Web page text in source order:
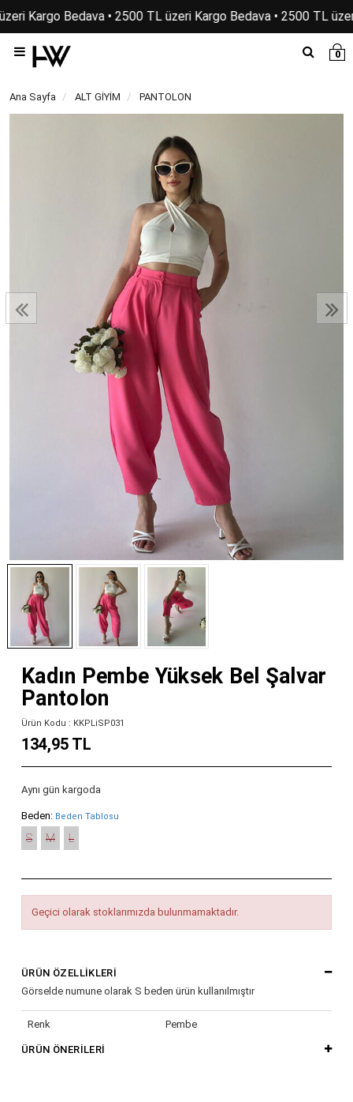
Kargo Bedava • 2500 TL üzeri Kargo Bedava • 2500 TL
0
Ana Sayfa ALT GİYİM PANTOLON
Kadın Pembe Yüksek Bel Şalvar
Pantolon
Ürün Kodu : KKPLiSP031
134,95 TL
Aynı gün kargoda
Beden: Beden Tablosu
S M L
Geçici olarak stoklarımızda bulunmamaktadır.
ÜRÜN ÖZELLIKLERI
Görselde numune olarak S beden ürün kullanılmıştır
Renk Pembe
ÜRÜN ÖNERILERI